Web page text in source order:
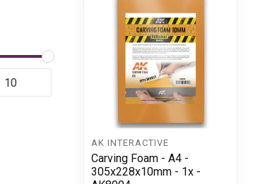
AK INTERACTIVE
Carving Foam - A4 -
305x228x10mm - 1x -